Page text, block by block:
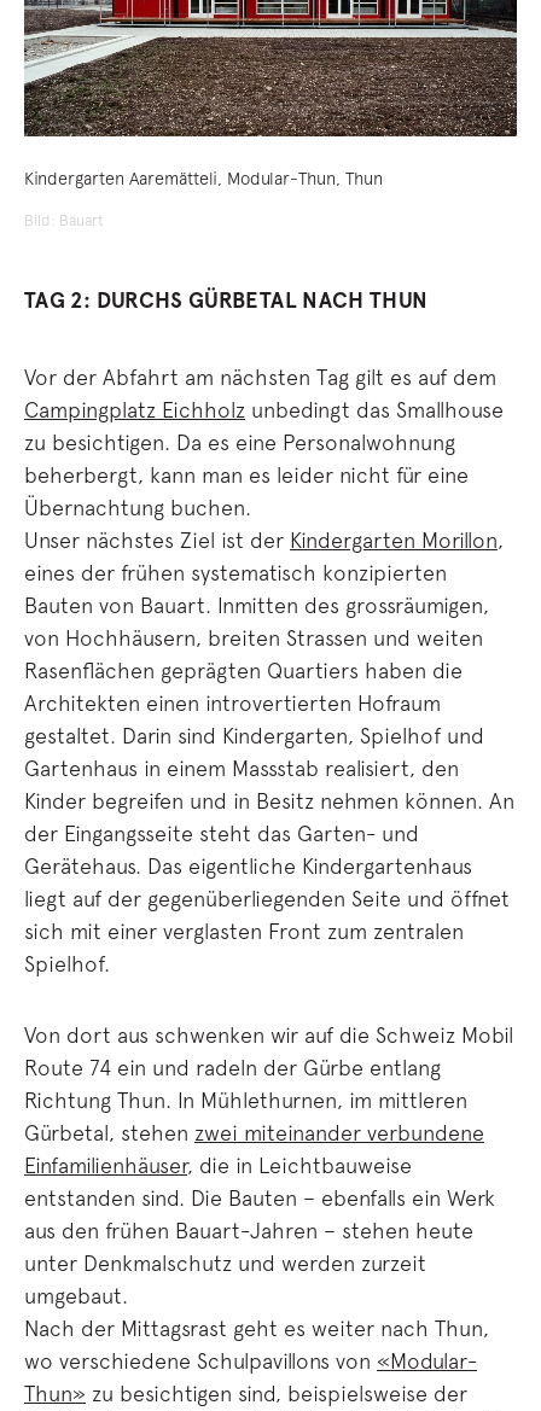
Kindergarten Aaremätteli, Modular-Thun, Thun
Bild: Bauart
TAG 2: DURCHS GÜRBETAL NACH THUN
Vor der Abfahrt am nächsten Tag gilt es auf dem
Campingplatz Eichholz unbedingt das Smallhouse
zu besichtigen. Da es eine Personalwohnung
beherbergt, kann man es leider nicht für eine
Übernachtung buchen.
Unser nächstes Ziel ist der Kindergarten Morillon,
eines der frühen systematisch konzipierten
Bauten von Bauart. Inmitten des grossräumigen,
von Hochhäusern, breiten Strassen und weiten
Rasenflächen geprägten Quartiers haben die
Architekten einen introvertierten Hofraum
gestaltet. Darin sind Kindergarten, Spielhof und
Gartenhaus in einem Massstab realisiert, den
Kinder begreifen und in Besitz nehmen können. An
der Eingangsseite steht das Garten- und
Gerätehaus. Das eigentliche Kindergartenhaus
liegt auf der gegenüberliegenden Seite und öffnet
sich mit einer verglasten Front zum zentralen
Spielhof.
Von dort aus schwenken wir auf die Schweiz Mobil
Route 74 ein und radeln der Gürbe entlang
Richtung Thun. In Mühlethurnen, im mittleren
Gürbetal, stehen zwei miteinander verbundene
Einfamilienhäuser, die in Leichtbauweise
entstanden sind. Die Bauten – ebenfalls ein Werk
aus den frühen Bauart-Jahren – stehen heute
unter Denkmalschutz und werden zurzeit
umgebaut.
Nach der Mittagsrast geht es weiter nach Thun,
wo verschiedene Schulpavillons von «Modular-
Thun» zu besichtigen sind, beispielsweise der